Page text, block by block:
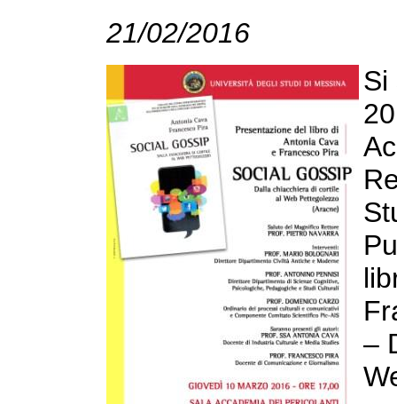
21/02/2016
Si
–